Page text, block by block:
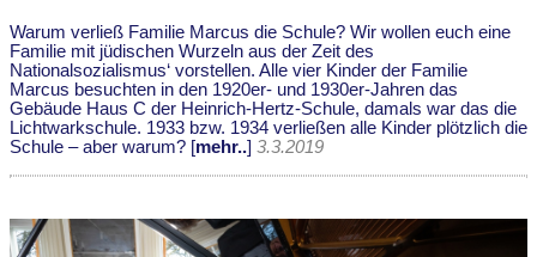
Warum verließ Familie Marcus die Schule? Wir wollen euch eine
Familie mit jüdischen Wurzeln aus der Zeit des
Nationalsozialismus‘ vorstellen. Alle vier Kinder der Familie
Marcus besuchten in den 1920er- und 1930er-Jahren das
Gebäude Haus C der Heinrich-Hertz-Schule, damals war das die
Lichtwarkschule. 1933 bzw. 1934 verließen alle Kinder plötzlich die
Schule – aber warum? [mehr..] 3.3.2019